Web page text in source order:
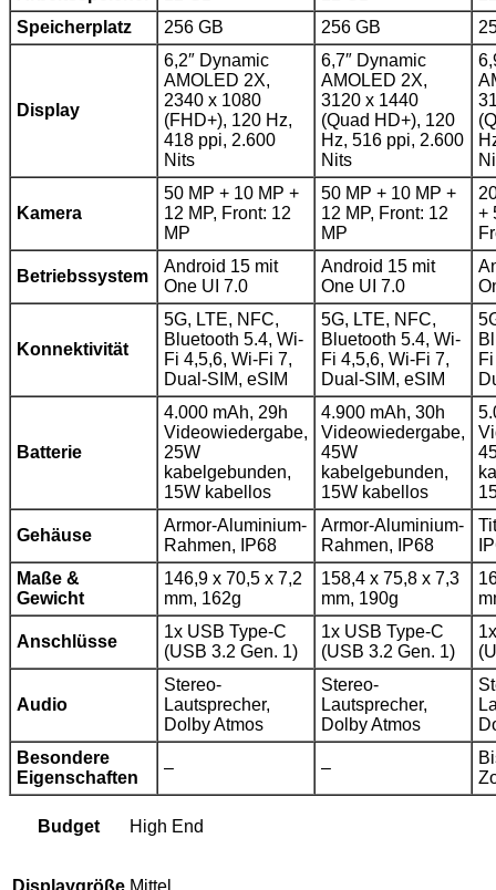
Speicherplatz
256 GB 256 GB
Display
6,2″ Dynamic
AMOLED 2X,
2340 x 1080
(FHD+), 120 Hz,
418 ppi, 2.600
Nits
6,7″ Dynamic
AMOLED 2X,
3120 x 1440
(Quad HD+), 120
Hz, 516 ppi, 2.600
Nits
Kamera
50 MP + 10 MP +
12 MP, Front: 12
MP
50 MP + 10 MP +
12 MP, Front: 12
MP
+
Betriebssystem
Android 15 mit
One UI 7.0
Android 15 mit
One UI 7.0
Konnektivität
5G, LTE, NFC,
Bluetooth 5.4, Wi-
Fi 4,5,6, Wi-Fi 7,
Dual-SIM, eSIM
5G, LTE, NFC,
Bluetooth 5.4, Wi-
Fi 4,5,6, Wi-Fi 7,
Dual-SIM, eSIM
Batterie
4.000 mAh, 29h
Videowiedergabe,
25W
kabelgebunden,
15W kabellos
4.900 mAh, 30h
Videowiedergabe,
45W
kabelgebunden,
15W kabellos
Gehäuse
Armor-Aluminium-
Rahmen, IP68
Armor-Aluminium-
Rahmen, IP68
Maße &
Gewicht
146,9 x 70,5 x 7,2
mm, 162g
158,4 x 75,8 x 7,3
mm, 190g
Anschlüsse
1x USB Type-C
(USB 3.2 Gen. 1)
1x USB Type-C
(USB 3.2 Gen. 1)
Audio
Stereo-
Lautsprecher,
Dolby Atmos
Stereo-
Lautsprecher,
Dolby Atmos
Besondere
Eigenschaften
– –
Budget High End
Displaygröße Mittel